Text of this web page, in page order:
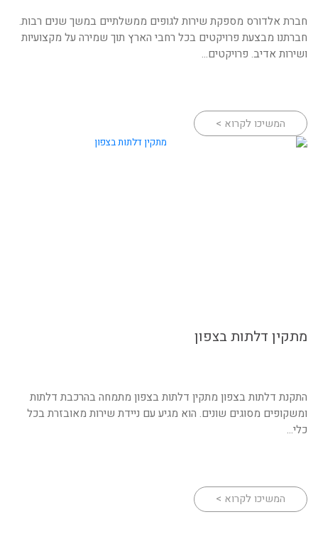
חברת אלדורס מספקת שירות לגופים ממשלתיים במשך שנים רבות.
חברתנו מבצעת פרויקטים בכל רחבי הארץ תוך שמירה על מקצועיות
ושירות אדיב. פרויקטים...
המשיכו לקרוא >
מתקין דלתות בצפון
התקנת דלתות בצפון מתקין דלתות בצפון מתמחה בהרכבת דלתות
ומשקופים מסוגים שונים. הוא מגיע עם ניידת שירות מאובזרת בכל
כלי...
המשיכו לקרוא >